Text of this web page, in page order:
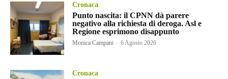
Cronaca
Punto nascita: il CPNN dà parere
negativo alla richiesta di deroga. Asl e
Regione esprimono disappunto
Monica Campani - 6 Agosto 2026
Cronaca